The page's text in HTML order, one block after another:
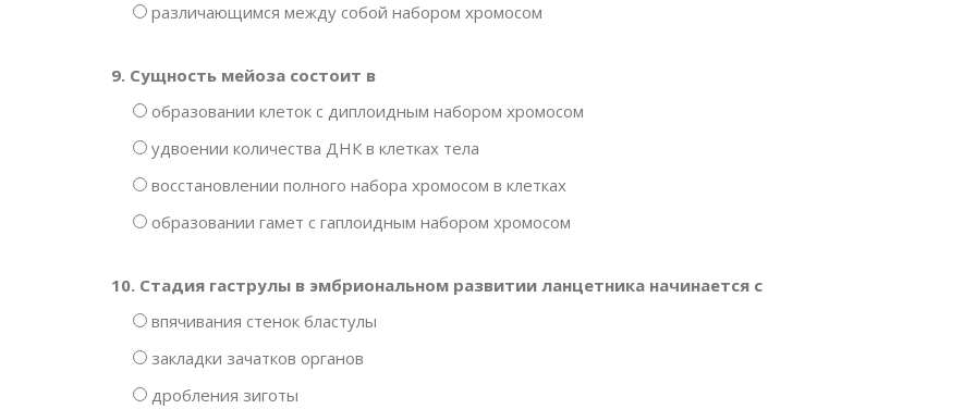
различающимся между собой набором хромосом
9. Сущность мейоза состоит в
образовании клеток с диплоидным набором хромосом
удвоении количества ДНК в клетках тела
восстановлении полного набора хромосом в клетках
образовании гамет с гаплоидным набором хромосом
10. Стадия гаструлы в эмбриональном развитии ланцетника начинается с
впячивания стенок бластулы
закладки зачатков органов
дробления зиготы